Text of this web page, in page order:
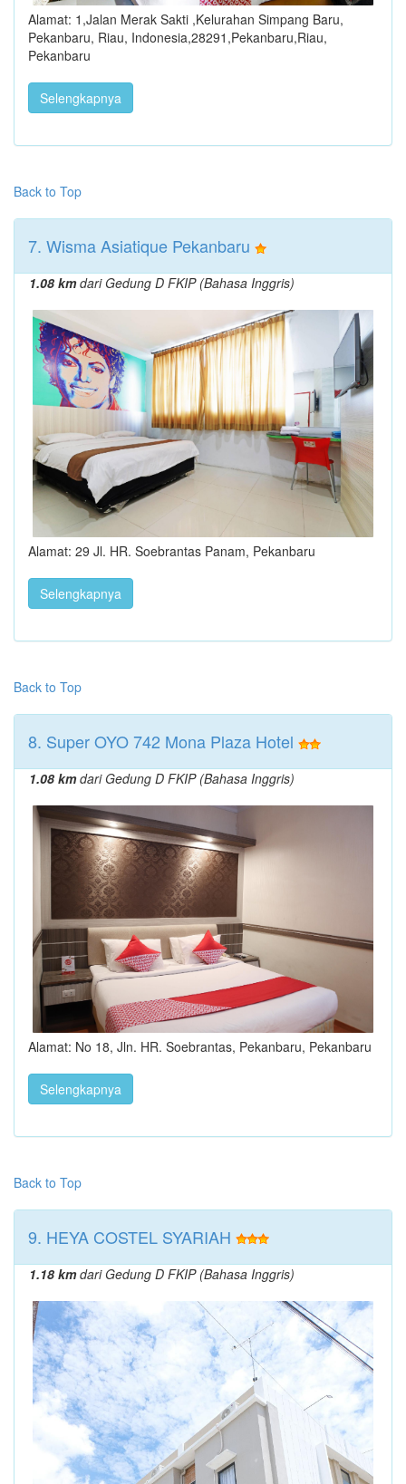
Alamat: 1,Jalan Merak Sakti ,Kelurahan Simpang Baru,
Pekanbaru, Riau, Indonesia,28291,Pekanbaru,Riau,
Pekanbaru
Selengkapnya
Back to Top
7. Wisma Asiatique Pekanbaru
1.08 kmdari Gedung D FKIP (Bahasa Inggris)
Alamat: 29 Jl. HR. Soebrantas Panam, Pekanbaru
Selengkapnya
Back to Top
8. Super OYO 742 Mona Plaza Hotel
1.08 kmdari Gedung D FKIP (Bahasa Inggris)
Alamat: No 18, Jln. HR. Soebrantas, Pekanbaru, Pekanbaru
Selengkapnya
Back to Top
9. HEYA COSTEL SYARIAH
1.18 kmdari Gedung D FKIP (Bahasa Inggris)